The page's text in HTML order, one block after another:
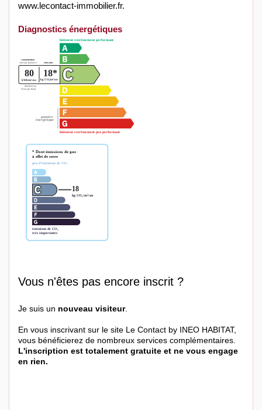
www.lecontact-immobilier.fr.
Diagnostics énergétiques
Vous n'êtes pas encore inscrit ?
Je suis un nouveau visiteur.
En vous inscrivant sur le site Le Contact by INEO HABITAT,
vous bénéficierez de nombreux services complémentaires.
L'inscription est totalement gratuite et ne vous engage
en rien.